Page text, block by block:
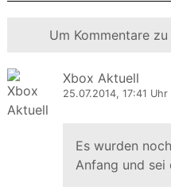
Um Kommentare
Xbox Aktuell
25.07.2014, 17:41 Uhr
Es wurden
Anfang und sei